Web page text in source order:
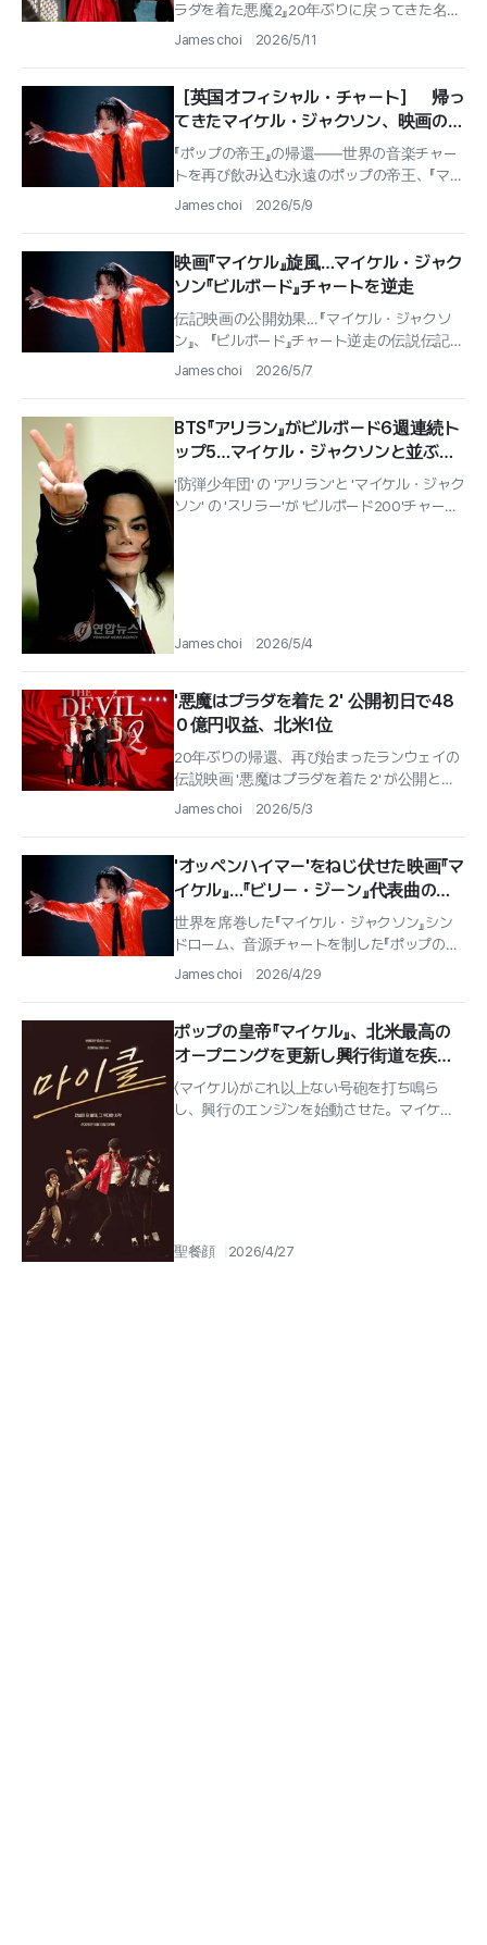
ラダを着た悪魔2』20年ぶりに戻ってきた名作
のカムバックに、映画館は熱い反響を見せた.
James choi 2026/5/11
［英国オフィシャル・チャート］ 帰っ
てきたマイケル・ジャクソン、映画の大
ヒットで英チャート1位独占…K-POP人
気も継続
『ポップの帝王』の帰還――世界の音楽チャー
トを再び飲み込む永遠のポップの帝王、『マイ
ケル・ジャクソン』の神話が、また書き換えら
James choi 2026/5/9
映画『マイケル』旋風…マイケル・ジャク
ソン『ビルボード』チャートを逆走
伝記映画の公開効果… 『マイケル・ジャクソ
ン』、 『ビルボード』チャート逆走の伝説伝記映
画 『マイケル』の北米公開を追い風に、 『ポッ
James choi 2026/5/7
BTS『アリラン』がビルボード6週連続ト
ップ5…マイケル・ジャクソンと並ぶ、
K-POPの“いま”のアイコンとポップの
伝説が共存
'防弾少年団' の 'アリラン'と 'マイケル・ジャク
ソン' の 'スリラー'が 'ビルボード200'チャート
James choi 2026/5/4
'悪魔はプラダを着た 2' 公開初日で48
０億円収益、北米1位
20年ぶりの帰還、再び始まったランウェイの
伝説映画 '悪魔はプラダを着た 2' が公開と同
時に '北米ボックスオフィス' 1位を奪還し、興
James choi 2026/5/3
'オッペンハイマー'をねじ伏せた映画『マ
イケル』…『ビリー・ジーン』代表曲のリ
バイバル旋風
世界を席巻した『マイケル・ジャクソン』シン
ドローム、音源チャートを制した『ポップの帝
王』『ポップの帝王』 『マイケル・ジャクソン』の
James choi 2026/4/29
ポップの皇帝『マイケル』、北米最高の
オープニングを更新し興行街道を疾
走…ワールド・ボックスオフィス2億ド
ル突破
〈マイケル〉がこれ以上ない号砲を打ち鳴ら
し、興行のエンジンを始動させた。マイケ
聖餐顔 2026/4/27